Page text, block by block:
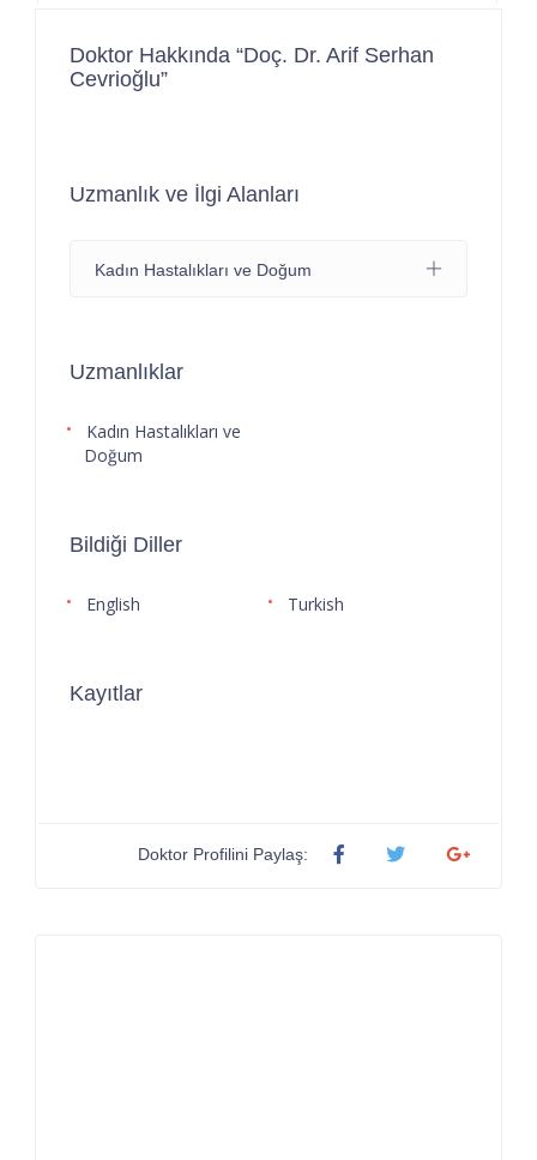
Doktor Hakkında “Doç. Dr. Arif Serhan
Cevrioğlu”
Uzmanlık ve İlgi Alanları
Kadın Hastalıkları ve Doğum
Uzmanlıklar
Kadın Hastalıkları ve
Doğum
Bildiği Diller
English Turkish
Kayıtlar
Doktor Profilini Paylaş: